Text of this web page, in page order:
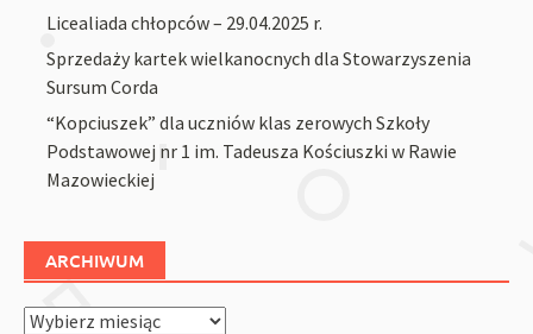
Licealiada chłopców – 29.04.2025 r.
Sprzedaży kartek wielkanocnych dla Stowarzyszenia
Sursum Corda
“Kopciuszek” dla uczniów klas zerowych Szkoły
Podstawowej nr 1 im. Tadeusza Kościuszki w Rawie
Mazowieckiej
ARCHIWUM
Archiwum